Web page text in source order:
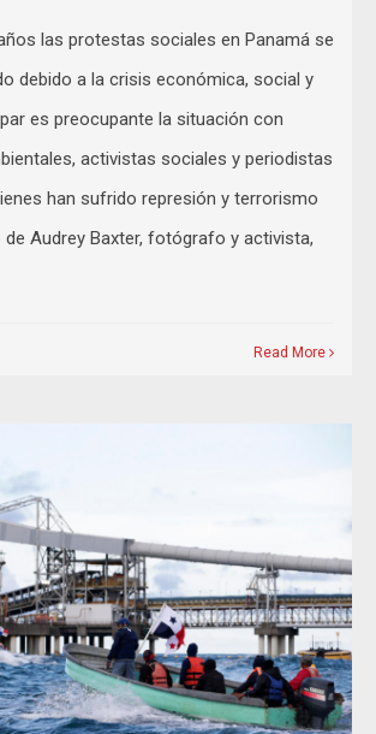
las protestas sociales en Panamá se
debido a la crisis económica, social y
es preocupante la situación con
activistas sociales y periodistas
han sufrido represión y terrorismo
de Audrey Baxter, fotógrafo y activista,
Read More